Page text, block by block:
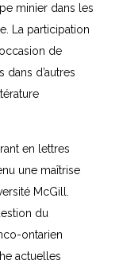
minier dans les
La participation
de
dans d’autres
en lettres
une maîtrise
McGill.
du
ontarien
actuelles